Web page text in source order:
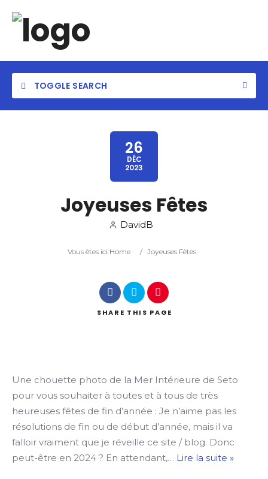
TOGGLE SEARCH
Search
26
DÉC
2023
Joyeuses Fêtes
DavidB
Vous êtes ici:Home / Joyeuses Fêtes
SHARE THIS PAGE
Une chouette photo de la Mer Intérieure de Seto
pour vous souhaiter à toutes et à tous de très
heureuses fêtes de fin d’année : Je n’aime pas les
résolutions de fin ou de début d’année, mais il va
falloir vraiment que je réveille ce site / blog. Donc
peut-être en 2024 ? En attendant,… Lire la suite »